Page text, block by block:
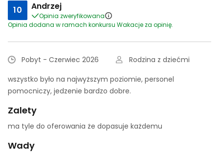
10 Andrzej
Opinia zweryfikowana
Opinia dodana w ramach konkursu Wakacje za opinię.
Pobyt - Czerwiec 2026
Rodzina z dziećmi
wszystko było na najwyższym poziomie, personel
pomocniczy, jedzenie bardzo dobre.
Zalety
ma tyle do oferowania że dopasuje każdemu
Wady